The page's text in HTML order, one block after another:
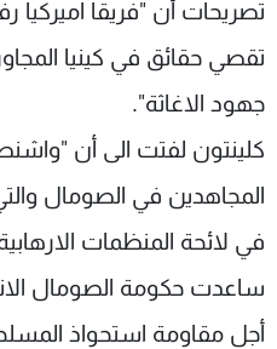
تصريحات أن "فريقا
تقصي حقائق في كينيا
جهود الاغاثة".
كلينتون لفتت الى أن
المجاهدين في الصومال
في لائحة المنظمات
ساعدت حكومة الصومال
أجل مقاومة استحواذ